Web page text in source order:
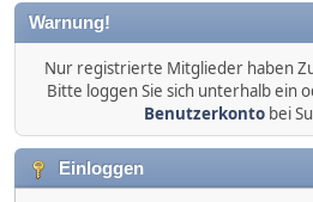
Warnung!
Nur registrierte Mitglieder haben
Bitte loggen Sie sich unterhalb ein
Benutzerkonto bei
Einloggen